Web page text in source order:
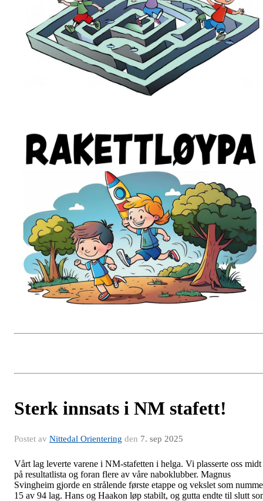
Sterk innsats i NM stafett!
Postet av Nittedal Orientering den 7. sep 2025
Vårt lag leverte varene i NM-stafetten i helga. Vi plasserte oss midt
på resultatlista og foran flere av våre naboklubber. Magnus
Svingheim gjorde en strålende første etappe og vekslet som
15 av 94 lag. Hans og Haakon løp stabilt, og gutta endte til slutt